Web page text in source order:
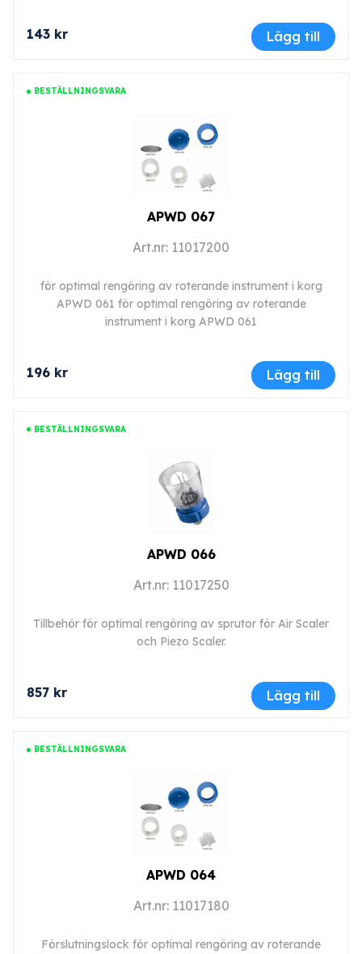
143 kr Lägg till
BESTÄLLNINGSVARA
APWD 067
Art.nr: 11017200
för optimal rengöring av roterande instrument i korg
APWD 061 för optimal rengöring av roterande
instrument i korg APWD 061
196 kr Lägg till
BESTÄLLNINGSVARA
APWD 066
Art.nr: 11017250
Tillbehör för optimal rengöring av sprutor för Air Scaler
och Piezo Scaler.
857 kr Lägg till
BESTÄLLNINGSVARA
APWD 064
Art.nr: 11017180
Förslutningslock för optimal rengöring av roterande